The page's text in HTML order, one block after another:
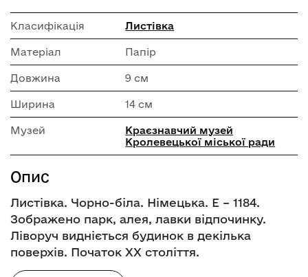
Класифікація Листівка
Матеріал Папір
Довжина 9 см
Ширина 14 см
Музей
Краєзнавчий музей
Кролевецької міської ради
Опис
Листівка. Чорно-біла. Німецька. Е – 1184.
Зображено парк, алея, лавки відпочинку.
Ліворуч видніється будинок в декілька
поверхів. Початок ХХ століття.